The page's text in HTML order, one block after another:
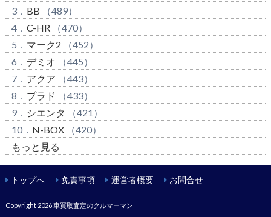
3． BB （489）
4． C-HR（470）
5． マーク2 （452）
6． デミオ （445）
7． アクア （443）
8． プラド
（433）
9． シエンタ
（421）
10． N-BOX（420）
もっと見る
トップへ 免責事項 運営者概要 お問合せ
Copyright 2026車買取査定のクルマーマン